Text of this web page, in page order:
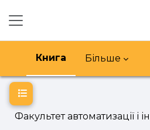
Книга Більше
Факультет автоматизації і
Відкритий покажчик курсу